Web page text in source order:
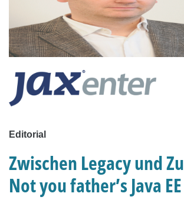
Editorial
Zwischen Legacy und
Not you father’s Java EE